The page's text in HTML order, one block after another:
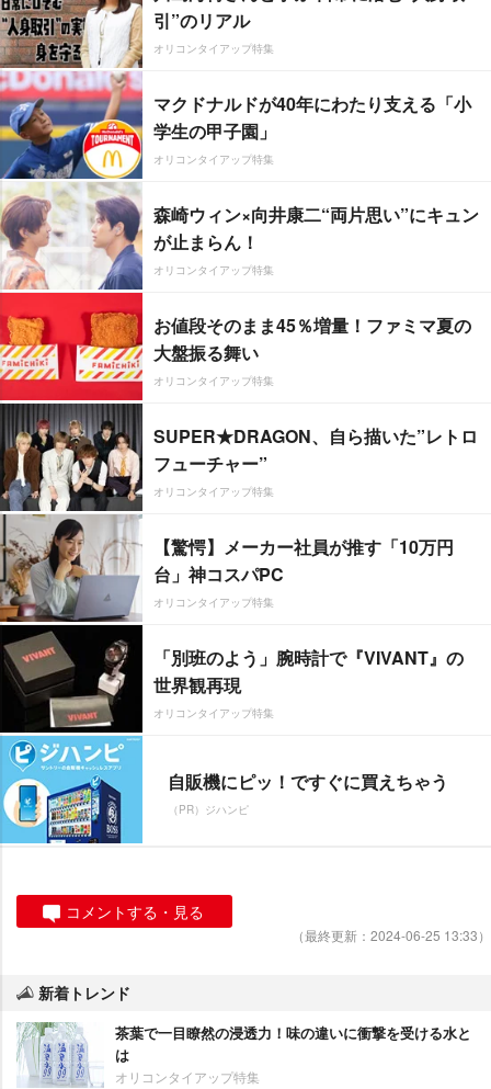
引”のリアル
オリコンタイアップ特集
マクドナルドが40年にわたり支える「小
学生の甲子園」
オリコンタイアップ特集
森崎ウィン×向井康二“両片思い”にキュン
が止まらん！
オリコンタイアップ特集
お値段そのまま45％増量！ファミマ夏の
大盤振る舞い
オリコンタイアップ特集
SUPER★DRAGON、自ら描いた”レトロ
フューチャー”
オリコンタイアップ特集
【驚愕】メーカー社員が推す「10万円
台」神コスパPC
オリコンタイアップ特集
「別班のよう」腕時計で『VIVANT』の
世界観再現
オリコンタイアップ特集
自販機にピッ！ですぐに買えちゃう
（PR）ジハンピ
コメントする・見る
（最終更新：2024-06-25 13:33）
新着トレンド
茶葉で一目瞭然の浸透力！味の違いに衝撃を受ける水と
は
オリコンタイアップ特集